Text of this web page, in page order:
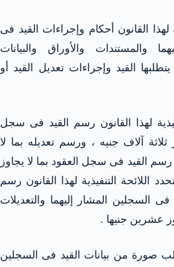
لهذا القانون أحكام وإجراءات القيد فى
والمستندات والأوراق والبيانات
يتطلبها القيد وإجراءات تعديل القيد أو
لهذا القانون رسم القيد فى سجل
ثلاثة آلاف جنيه ، ورسم تعديله بما لا
القيد فى سجل العقود بما لا يجاوز
اللائحة التنفيذية لهذا القانون رسم
السجلين المشار إليهما والتعديلات
عشرين جنيها .
من بيانات القيد فى السجلين